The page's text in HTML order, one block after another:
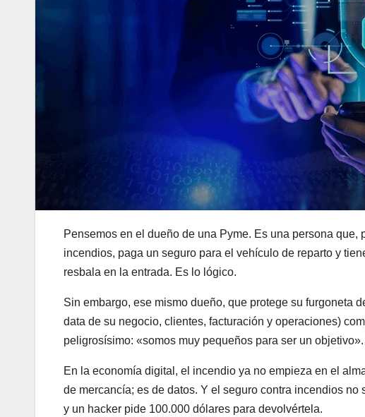
Pensemos en el dueño de una Pyme. Es una persona
incendios, paga un seguro para el vehículo de reparto y
resbala en la entrada. Es lo lógico.
Sin embargo, ese mismo dueño, que protege su furgoneta
data de su negocio, clientes, facturación y operaciones)
peligrosísimo: «somos muy pequeños para ser un objetivo».
En la economía digital, el incendio ya no empieza en el
de mercancía; es de datos. Y el seguro contra incendios
y un hacker pide 100.000 dólares para devolvértela.